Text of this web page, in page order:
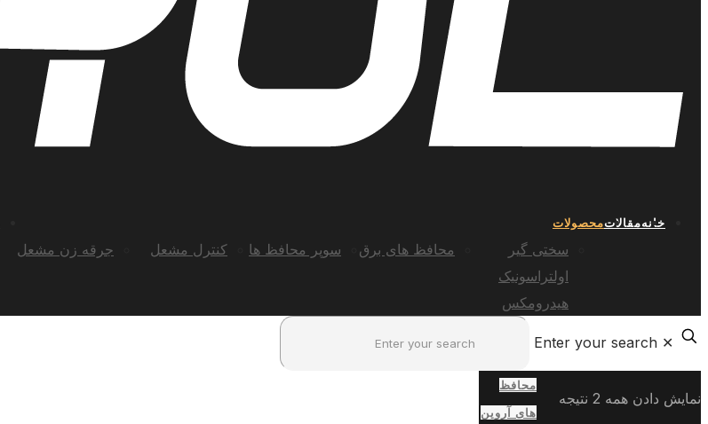
خانهمقالاتمحصولات
سختی گیر
اولتراسونیک
هیدرومکس
محافظ های برق سوپر محافظ ها کنترل مشعل جرقه زن مشعل
✕
Enter your search
نمایش دادن همه 2 نتیجه
محافظ
های آروین